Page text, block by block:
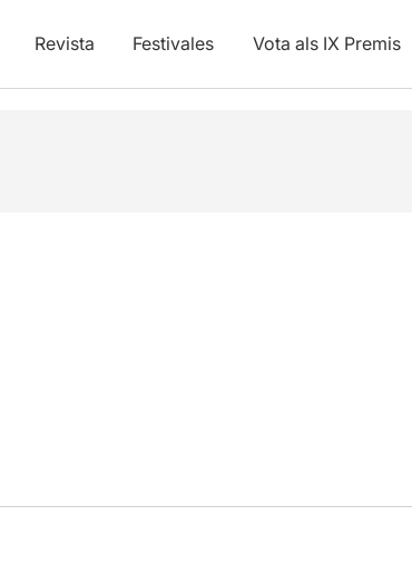
Revista Festivales Vota als IX Premis